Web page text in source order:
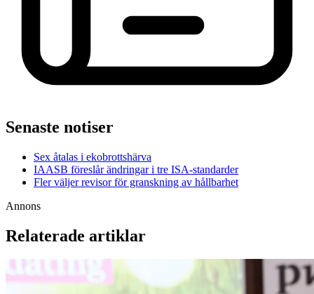
Senaste notiser
Sex åtalas i ekobrottshärva
IAASB föreslår ändringar i tre ISA-standarder
Fler väljer revisor för granskning av hållbarhet
Annons
Relaterade artiklar